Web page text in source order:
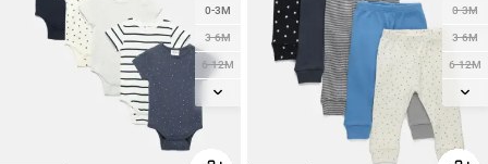
0-3M
3-6M
6-12M
12-18M
18-24M
2Y
0-3M
3-6M
6-12M
12-18M
18-24M